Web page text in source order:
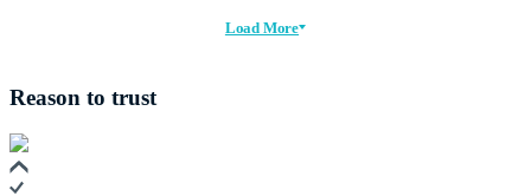
Load More
Reason to trust